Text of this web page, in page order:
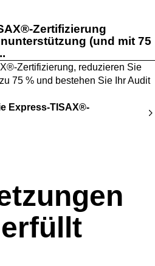
Zertifizierung
(und mit 75
Zertifizierung, reduzieren Sie
75 % und bestehen Sie Ihr Audit
Express-TISAX®-